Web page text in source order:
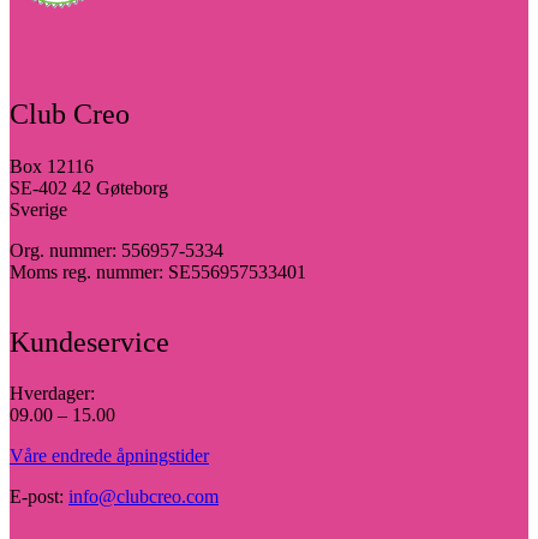
Club Creo
Box 12116
SE-402 42 Gøteborg
Sverige
Org. nummer: 556957-5334
Moms reg. nummer: SE556957533401
Kundeservice
Hverdager:
09.00 – 15.00
Våre endrede åpningstider
E-post: info@clubcreo.com